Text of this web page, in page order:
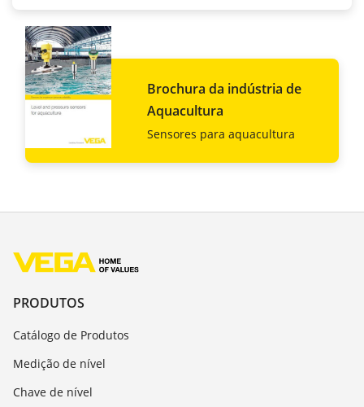
Brochura da indústria de
Aquacultura
Sensores para aquacultura
PRODUTOS
Catálogo de Produtos
Medição de nível
Chave de nível